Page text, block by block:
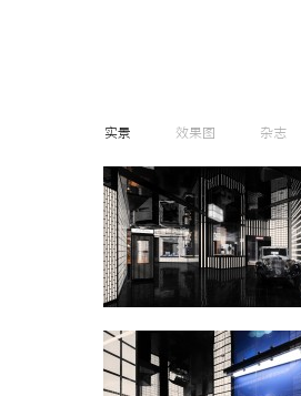
实景 效果图 杂志